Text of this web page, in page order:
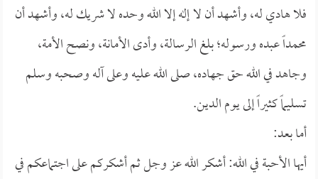
فلا هادي له، وأشهد أن لا إله إلا الله وحده لا شريك له، وأشهد أن
محمداً عبده ورسوله؛ بلغ الرسالة، وأدى الأمانة، ونصح الأمة،
وجاهد في الله حق جهاده، صلى الله عليه وعلى آله وصحبه وسلم
تسليماً كثيراً إلى يوم الدين.
أما بعد:
أيها الأحبة في الله: أشكر الله عز وجل ثم أشكركم على اجتماعكم في